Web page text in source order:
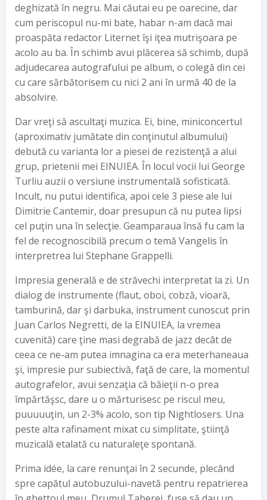
deghizată în negru. Mai căutai eu pe oarecine, dar
cum periscopul nu-mi bate, habar n-am dacă mai
proaspăta redactor Liternet îşi iţea mutrişoara pe
acolo au ba. În schimb avui plăcerea să schimb, după
adjudecarea autografului pe album, o colegă din cei
cu care sărbătorisem cu nici 2 ani în urmă 40 de la
absolvire.
Dar vreţi să ascultaţi muzica. Ei, bine, miniconcertul
(aproximativ jumătate din conţinutul albumului)
debută cu varianta lor a piesei de rezistenţă a alui
grup, prietenii mei EINUIEA. În locul vocii lui George
Turliu auzii o versiune instrumentală sofisticată.
Incult, nu putui identifica, apoi cele 3 piese ale lui
Dimitrie Cantemir, doar presupun că nu putea lipsi
cel puţin una în selecţie. Geamparaua însă fu cam la
fel de recognoscibilă precum o temă Vangelis în
interpretrea lui Stephane Grappelli.
Impresia generală e de străvechi interpretat la zi. Un
dialog de instrumente (flaut, oboi, cobză, vioară,
tamburină, dar şi darbuka, instrument cunoscut prin
Juan Carlos Negretti, de la EINUIEA, la vremea
cuvenită) care ţine masi degrabă de jazz decât de
ceea ce ne-am putea imnagina ca era meterhaneaua
şi, impresie pur subiectivă, faţă de care, la momentul
autografelor, avui senzaţia că băieţii n-o prea
împărtăşsc, dare u o mărturisesc pe riscul meu,
puuuuuţin, un 2-3% acolo, son tip Nightlosers. Una
peste alta rafinament mixat cu simplitate, ştiinţă
muzicală etalată cu naturaleţe spontană.
Prima idée, la care renunţai în 2 secunde, plecând
spre capătul autobuzului-navetă pentru repatrierea